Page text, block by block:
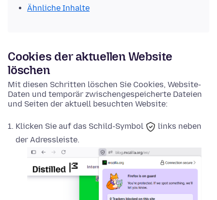
Ähnliche Inhalte
Cookies der aktuellen Website
löschen
Mit diesen Schritten löschen Sie Cookies, Website-
Daten und temporär zwischengespeicherte Dateien
und Seiten der aktuell besuchten Website:
Klicken Sie auf das Schild-Symbol
links neben
der Adressleiste.